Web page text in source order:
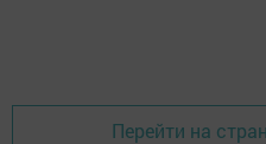
Перейти на